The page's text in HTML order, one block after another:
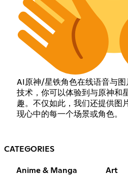
AI原神/星铁角色在线语音与图
技术，你可以体验到与原神和
趣。不仅如此，我们还提供图
现心中的每一个场景或角色。
CATEGORIES
Anime & Manga Art